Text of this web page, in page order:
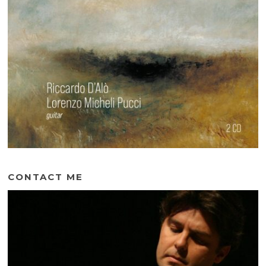
CONTACT ME